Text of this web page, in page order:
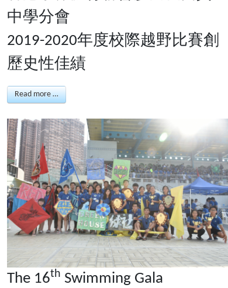
中學分會
2019-2020年度校際越野比賽創
歷史性佳績
Read more …
The 16th Swimming Gala